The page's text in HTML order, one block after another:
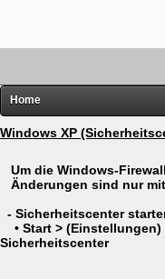
Home
FRITZ!
Hardware
Software
Links
Windows XP
Um die Windows-
Änderungen sind nur
- Sicherheitscenter
• Start > (Einstellungen)
Sicherheitscenter